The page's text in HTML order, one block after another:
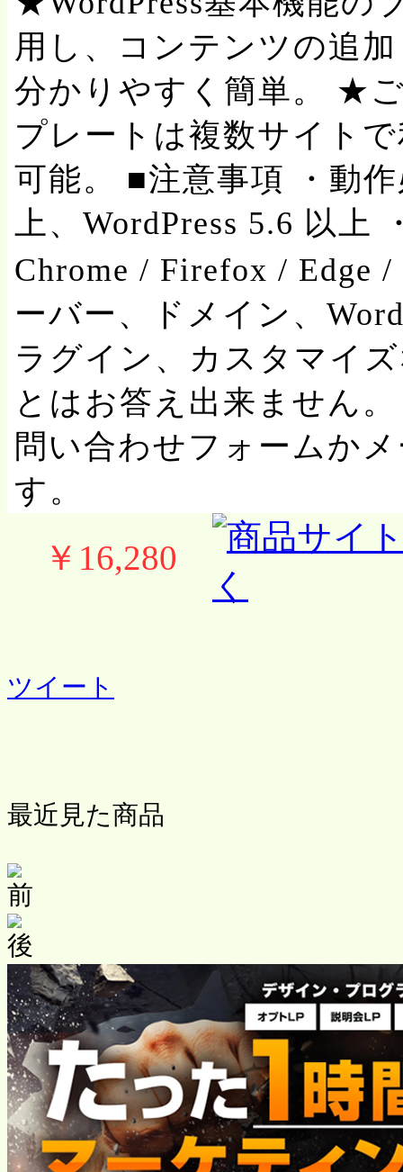
用し、コンテンツの追
分かりやすく簡単。 ★
プレートは複数サイト
可能。 ■注意事項 ・動
上、WordPress 5.6 以上
Chrome / Firefox / Edge
ーバー、ドメイン、
ラグイン、カスタマイ
とはお答え出来ません
問い合わせフォームか
す。
￥16,280
ツイート
最近見た商品